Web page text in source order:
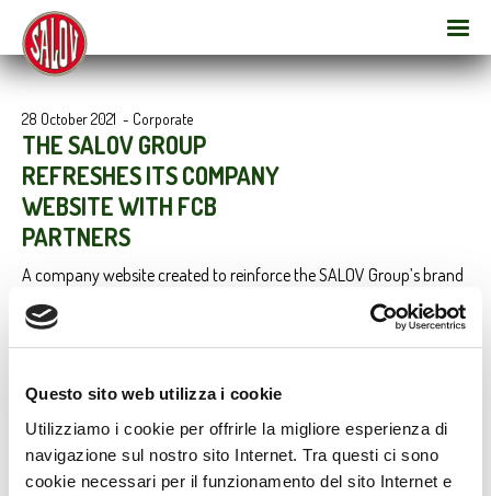
Questo sito web utilizza i cookie
Utilizziamo i cookie per offrirle la migliore esperienza di
navigazione sul nostro sito Internet. Tra questi ci sono
cookie necessari per il funzionamento del sito Internet e
28 October 2021 - Corporate
THE SALOV GROUP
REFRESHES ITS COMPANY
WEBSITE WITH FCB
PARTNERS
A company website created to reinforce the SALOV Group’s brand
identity and link to its brands (Filippo Berio and Sagra) is now
online. The website has been completely redesigned by FCB
Partners, a creative agency led by Giorgio Brenna (Chairman and
simplifying the browsing experience and optimising it for all clients.